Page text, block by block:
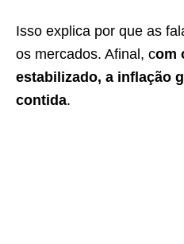
Isso explica por que as
os mercados. Afinal, com
estabilizado, a inflação
contida.